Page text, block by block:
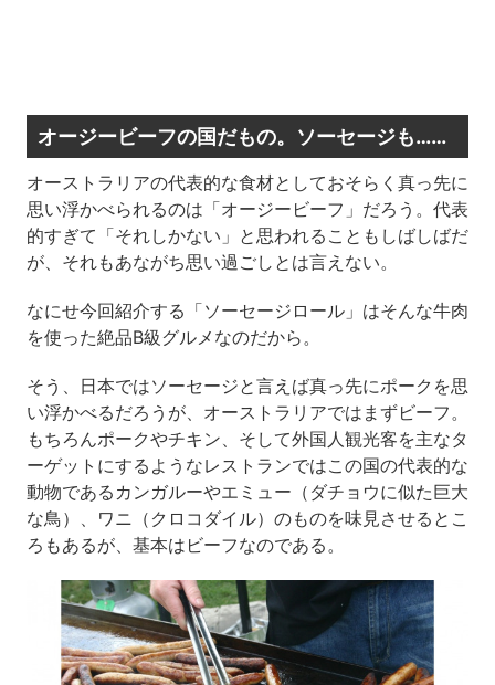
オージービーフの国だもの。ソーセージも……
オーストラリアの代表的な食材としておそらく真っ先に
思い浮かべられるのは「オージービーフ」だろう。代表
的すぎて「それしかない」と思われることもしばしばだ
が、それもあながち思い過ごしとは言えない。
なにせ今回紹介する「ソーセージロール」はそんな牛肉
を使った絶品B級グルメなのだから。
そう、日本ではソーセージと言えば真っ先にポークを思
い浮かべるだろうが、オーストラリアではまずビーフ。
もちろんポークやチキン、そして外国人観光客を主なタ
ーゲットにするようなレストランではこの国の代表的な
動物であるカンガルーやエミュー（ダチョウに似た巨大
な鳥）、ワニ（クロコダイル）のものを味見させるとこ
ろもあるが、基本はビーフなのである。